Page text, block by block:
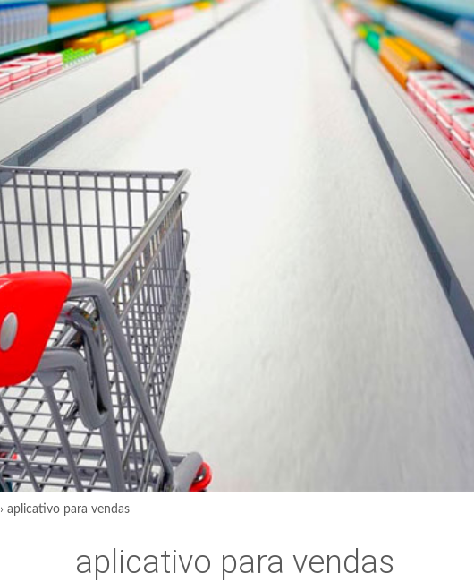
› aplicativo para vendas
aplicativo para vendas